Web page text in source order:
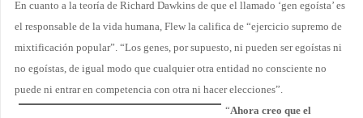
En cuanto a la teoría de Richard Dawkins de que el llamado ‘gen egoísta’ es
el responsable de la vida humana, Flew la califica de “ejercicio supremo de
mixtificación popular”. “Los genes, por supuesto, ni pueden ser egoístas ni
no egoístas, de igual modo que cualquier otra entidad no consciente no
puede ni entrar en competencia con otra ni hacer elecciones”.
“Ahora creo que el